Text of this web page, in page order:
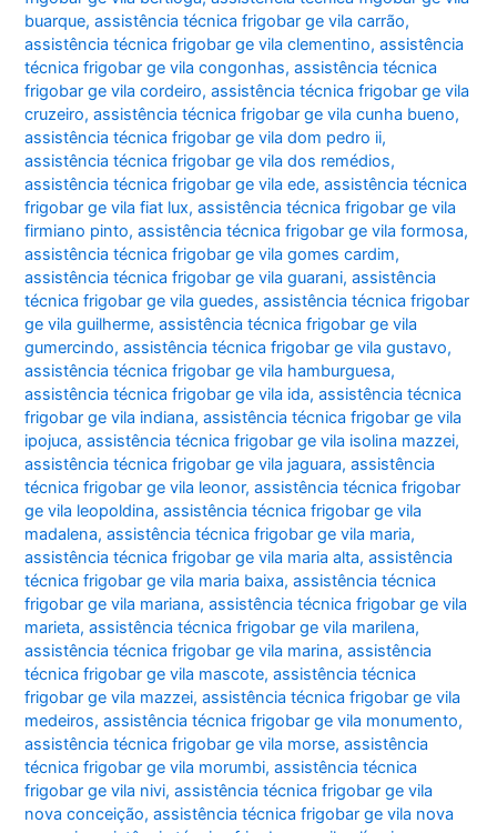
buarque,assistência técnica frigobar ge vila carrão,
assistência técnica frigobar ge vila clementino,assistência
técnica frigobar ge vila congonhas,assistência técnica
frigobar ge vila cordeiro,assistência técnica frigobar ge vila
cruzeiro,assistência técnica frigobar ge vila cunha bueno,
assistência técnica frigobar ge vila dom pedro ii,
assistência técnica frigobar ge vila dos remédios,
assistência técnica frigobar ge vila ede,assistência técnica
frigobar ge vila fiat lux,assistência técnica frigobar ge vila
firmiano pinto,assistência técnica frigobar ge vila formosa,
assistência técnica frigobar ge vila gomes cardim,
assistência técnica frigobar ge vila guarani,assistência
técnica frigobar ge vila guedes,assistência técnica frigobar
ge vila guilherme,assistência técnica frigobar ge vila
gumercindo,assistência técnica frigobar ge vila gustavo,
assistência técnica frigobar ge vila hamburguesa,
assistência técnica frigobar ge vila ida,assistência técnica
frigobar ge vila indiana,assistência técnica frigobar ge vila
ipojuca,assistência técnica frigobar ge vila isolina mazzei,
assistência técnica frigobar ge vila jaguara,assistência
técnica frigobar ge vila leonor,assistência técnica frigobar
ge vila leopoldina,assistência técnica frigobar ge vila
madalena,assistência técnica frigobar ge vila maria,
assistência técnica frigobar ge vila maria alta,assistência
técnica frigobar ge vila maria baixa,assistência técnica
frigobar ge vila mariana,assistência técnica frigobar ge vila
marieta,assistência técnica frigobar ge vila marilena,
assistência técnica frigobar ge vila marina,assistência
técnica frigobar ge vila mascote,assistência técnica
frigobar ge vila mazzei,assistência técnica frigobar ge vila
medeiros,assistência técnica frigobar ge vila monumento,
assistência técnica frigobar ge vila morse,assistência
técnica frigobar ge vila morumbi,assistência técnica
frigobar ge vila nivi,assistência técnica frigobar ge vila
nova conceição,assistência técnica frigobar ge vila nova